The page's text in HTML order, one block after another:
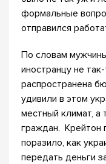
формальные
отправился
По словам
иностранцу не
распространена
удивили в этом
местный климат, а
граждан. Крейтон
поразило, как
передать деньги